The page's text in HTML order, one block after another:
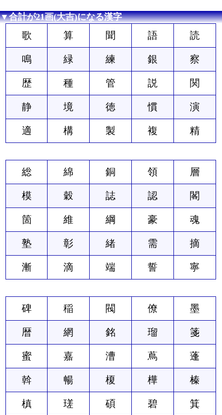
▼合計が21画(大吉)になる漢字
歌 算 聞 語 読
鳴 緑 練 銀 察
歴 種 管 説 関
静 境 徳 慣 演
適 構 製 複 精
総 綿 銅 領 層
模 穀 誌 認 閣
箇 維 綱 豪 魂
塾 彰 緒 需 摘
漸 滴 端 誓 寧
碑 稲 閥 僚 墨
暦 網 銘 瑠 箋
蜜 嘉 漕 蔦 蓬
斡 暢 榎 樺 榛
槙 瑳 碩 碧 箕